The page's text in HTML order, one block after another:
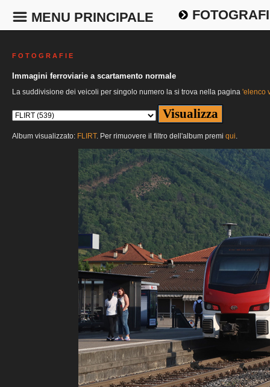
MENU PRINCIPALE
F O T O G R A F I E
Immagini ferroviarie a scartamento normale
La suddivisione dei veicoli per singolo numero la si trova nella pagina 'elenco
Album visualizzato: FLIRT. Per rimuovere il filtro dell'album premi qui.